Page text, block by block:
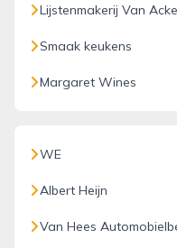
Lijstenmakerij Van
Smaak keukens
Margaret Wines
WE
Albert Heijn
Van Hees